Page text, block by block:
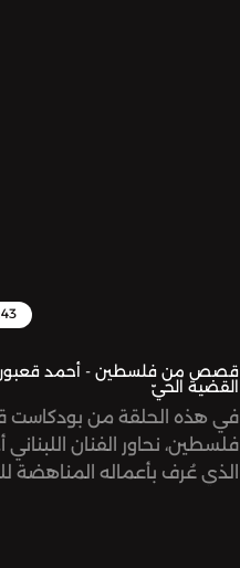
قصص من فلسطين - أحمد
القضية الحيّ
في هذه الحلقة من
فلسطين، نحاور الفنان
الذي عُرف بأعماله المناهضة